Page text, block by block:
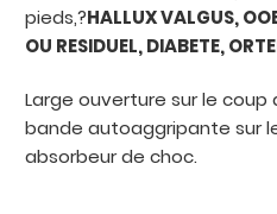
pieds,?HALLUX VALGUS,
OU RESIDUEL, DIABETE,
Large ouverture sur le coup
bande autoaggripante sur
absorbeur de choc.